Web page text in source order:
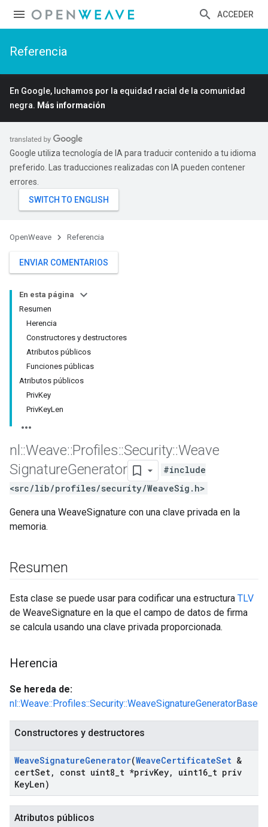
ACCEDER
Referencia
En Google, luchamos por la equidad racial de la comunidad
negra. Más información
Google utiliza tecnología de IA para traducir contenido a tu idioma
preferido. Las traducciones realizadas con IA pueden contener
errores.
OpenWeave Referencia
ENVIAR COMENTARIOS
En esta página
Resumen
Herencia
Constructores y destructores
Atributos públicos
Funciones públicas
Atributos públicos
PrivKey
PrivKeyLen
nl ::Weave::Profiles::Security::Weave
SignatureGenerator
#include
<src/lib/profiles/security/WeaveSig.h>
Genera una WeaveSignature con una clave privada en la
memoria.
Resumen
Esta clase se puede usar para codificar una estructura TLV
de WeaveSignature en la que el campo de datos de firma
se calcula usando una clave privada proporcionada.
Herencia
Se hereda de:
nl::Weave::Profiles::Security::WeaveSignatureGeneratorBase
Constructores y destructores
WeaveSignatureGenerator(WeaveCertificateSet &
certSet, const uint8 t *privKey, uint16 t priv
KeyLen)
Atributos públicos